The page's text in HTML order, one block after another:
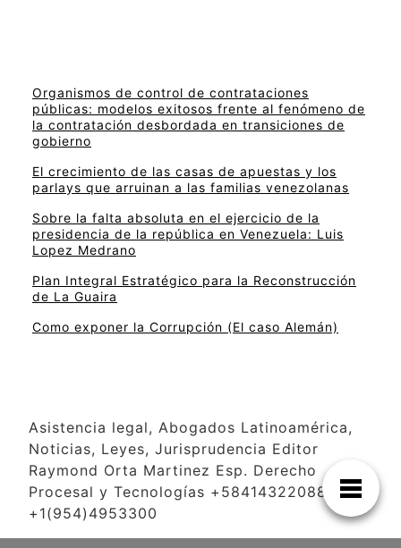
Organismos de control de contrataciones
públicas: modelos exitosos frente al fenómeno de
la contratación desbordada en transiciones de
gobierno
El crecimiento de las casas de apuestas y los
parlays que arruinan a las familias venezolanas
Sobre la falta absoluta en el ejercicio de la
presidencia de la república en Venezuela: Luis
Lopez Medrano
Plan Integral Estratégico para la Reconstrucción
de La Guaira
Como exponer la Corrupción (El caso Alemán)
Asistencia legal, Abogados Latinoamérica,
Noticias, Leyes, Jurisprudencia Editor
Raymond Orta Martinez Esp. Derecho
Procesal y Tecnologías +584143220886
+1(954)4953300